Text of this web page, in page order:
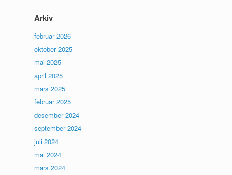
Arkiv
februar 2026
oktober 2025
mai 2025
april 2025
mars 2025
februar 2025
desember 2024
september 2024
juli 2024
mai 2024
mars 2024